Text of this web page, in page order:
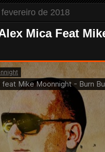
de 2018
Mica Feat